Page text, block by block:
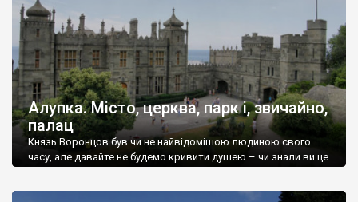
Алупка. Місто, церква, парк і, звичайно,
палац
Князь Воронцов був чи не найвідомішою людиною свого
часу, але давайте не будемо кривити душею – чи знали ви це